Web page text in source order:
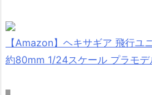
【Amazon】ヘキサギア 飛行ユ
約80mm 1/24スケール プラモデ